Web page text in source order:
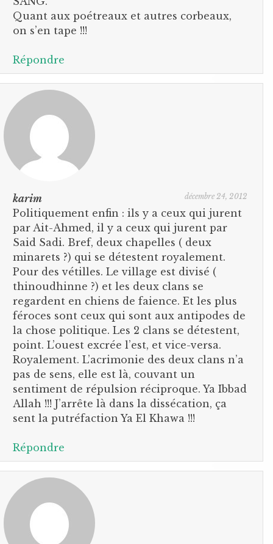
Quant aux poétreaux et autres corbeaux,
on s’en tape !!!
Répondre
karim décembre 24, 2012
Politiquement enfin : ils y a ceux qui jurent
par Ait-Ahmed, il y a ceux qui jurent par
Said Sadi. Bref, deux chapelles ( deux
minarets ?) qui se détestent royalement.
Pour des vétilles. Le village est divisé (
thinoudhinne ?) et les deux clans se
regardent en chiens de faience. Et les plus
féroces sont ceux qui sont aux antipodes de
la chose politique. Les 2 clans se détestent,
point. L’ouest excrée l’est, et vice-versa.
Royalement. L’acrimonie des deux clans n’a
pas de sens, elle est là, couvant un
sentiment de répulsion réciproque. Ya Ibbad
Allah !!! J’arrête là dans la dissécation, ça
sent la putréfaction Ya El Khawa !!!
Répondre